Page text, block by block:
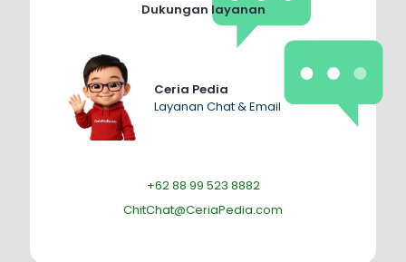
Dukungan layanan
Ceria Pedia
Layanan Chat & Email
+62 88 99 523 8882
ChitChat@CeriaPedia.com